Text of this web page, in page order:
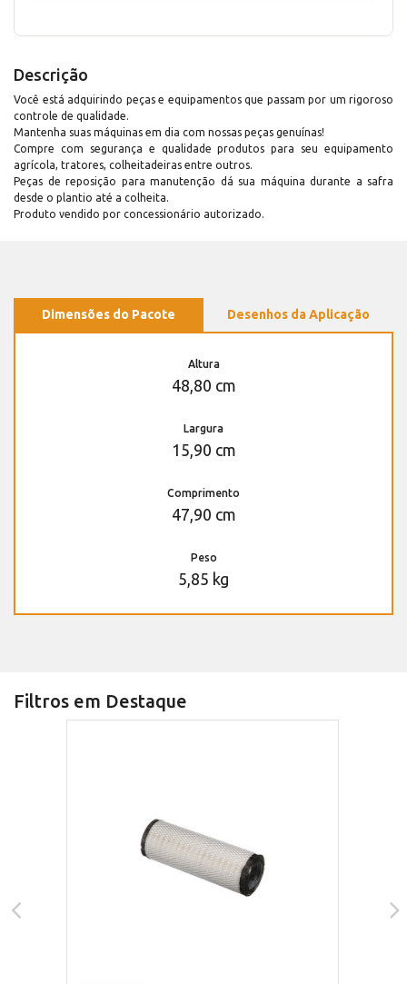
Descrição
Você está adquirindo peças e equipamentos que passam por um rigoroso
controle de qualidade.
Mantenha suas máquinas em dia com nossas peças genuínas!
Compre com segurança e qualidade produtos para seu equipamento
agrícola, tratores, colheitadeiras entre outros.
Peças de reposição para manutenção dá sua máquina durante a safra
desde o plantio até a colheita.
Produto vendido por concessionário autorizado.
Dimensões do Pacote Desenhos da Aplicação
Altura
48,80 cm
Largura
15,90 cm
Comprimento
47,90 cm
Peso
5,85 kg
Filtros em Destaque